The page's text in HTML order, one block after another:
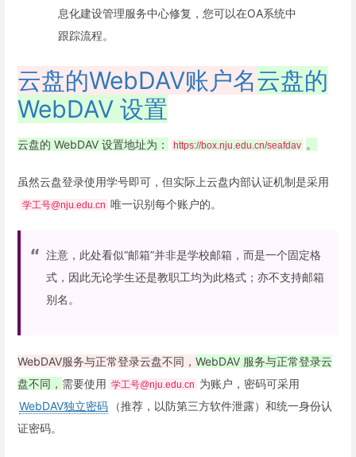
息化建设管理服务中心修复，您可以在OA系统中
跟踪流程。
云盘的WebDAV账户名云盘的
WebDAV 设置
云盘的 WebDAV 设置地址为： https://box.nju.edu.cn/seafdav 。
虽然云盘登录使用学号即可，但实际上云盘内部认证机制是采用
学工号@nju.edu.cn 唯一识别每个账户的。
注意，此处看似“邮箱”并非是学校邮箱，而是一个固定格
式，因此无论学生还是教职工均为此格式；亦不支持邮箱
别名。
WebDAV服务与正常登录云盘不同， WebDAV 服务与正常登录云
盘不同， 需要使用 学工号@nju.edu.cn
为账户，密码可采用
WebDAV独立密码
（推荐，以防第三方软件泄露）和统一身份认
证密码。